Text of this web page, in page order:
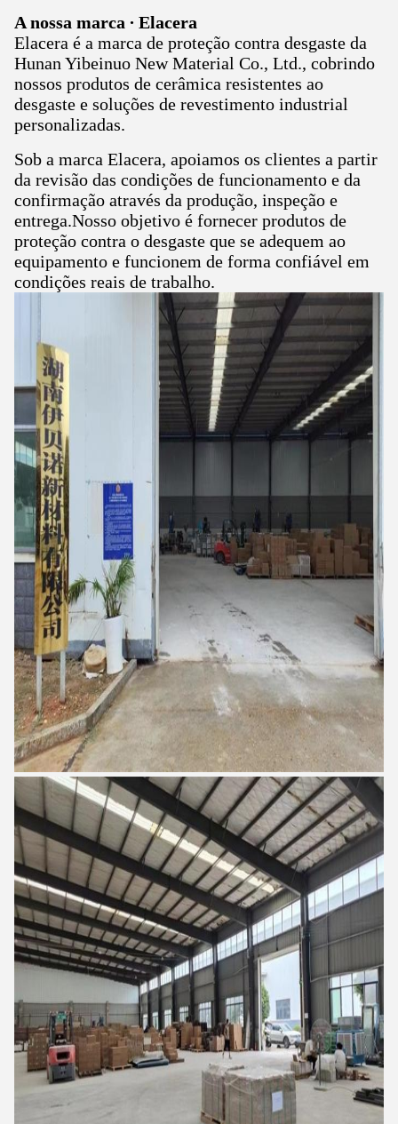
A nossa marca ∙ Elacera
Elacera é a marca de proteção contra desgaste da
Hunan Yibeinuo New Material Co., Ltd., cobrindo
nossos produtos de cerâmica resistentes ao
desgaste e soluções de revestimento industrial
personalizadas.
Sob a marca Elacera, apoiamos os clientes a partir
da revisão das condições de funcionamento e da
confirmação através da produção, inspeção e
entrega.Nosso objetivo é fornecer produtos de
proteção contra o desgaste que se adequem ao
equipamento e funcionem de forma confiável em
condições reais de trabalho.